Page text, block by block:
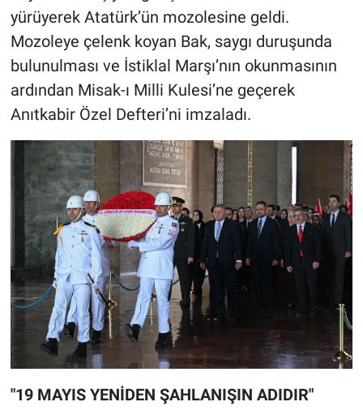
yürüyerek Atatürk’ün mozolesine geldi.
Mozoleye çelenk koyan Bak, saygı duruşunda
bulunulması ve İstiklal Marşı’nın okunmasının
ardından Misak-ı Milli Kulesi’ne geçerek
Anıtkabir Özel Defteri’ni imzaladı.
"19 MAYIS YENİDEN ŞAHLANIŞIN ADIDIR"